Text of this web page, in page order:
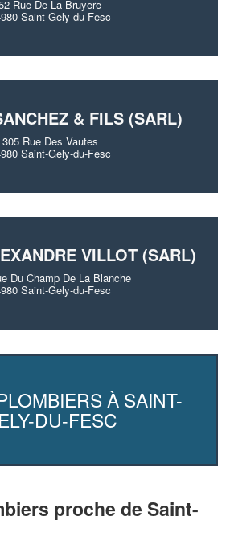
Rue De La Bruyere
Saint-Gely-du-Fesc
& FILS (SARL)
305 Rue Des Vautes
Saint-Gely-du-Fesc
VILLOT (SARL)
Du Champ De La Blanche
Saint-Gely-du-Fesc
À SAINT-
DU-FESC
proche de Saint-